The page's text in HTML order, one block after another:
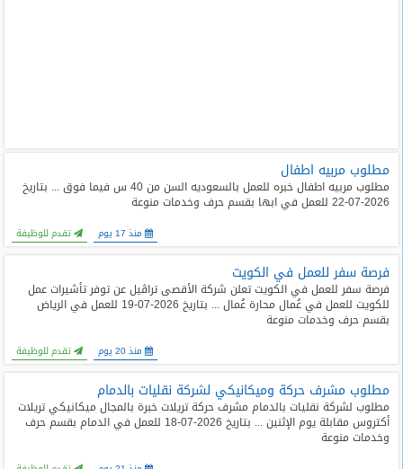
مطلوب مربيه اطفال
مطلوب مربيه اطفال خبره للعمل بالسعوديه السن من 40 س فيما فوق ... بتاريخ
2026-07-22 للعمل في ابها بقسم حرف وخدمات منوعة
منذ 17 يوم تقدم للوظيفة
فرصة سفر للعمل في الكويت
فرصة سفر للعمل في الكويت تعلن شركة الأقصى تراڤيل عن توفر تأشيرات عمل
للكويت للعمل في عُمال محارة عُمال ... بتاريخ 2026-07-19 للعمل في الرياض
بقسم حرف وخدمات منوعة
منذ 20 يوم تقدم للوظيفة
مطلوب مشرف حركة وميكانيكي لشركة نقليات بالدمام
مطلوب لشركة نقليات بالدمام مشرف حركة تريلات خبرة بالمجال ميكانيكي تريلات
أكتروس مقابلة يوم الإثنين ... بتاريخ 2026-07-18 للعمل في الدمام بقسم حرف
وخدمات منوعة